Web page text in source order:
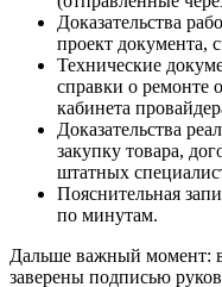
Доказательства
проект документа,
Технические
справки о ремонте
кабинета
Доказательства
закупку товара,
штатных
Пояснительная
по минутам.
Дальше важный момент:
заверены подписью